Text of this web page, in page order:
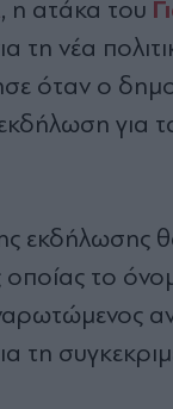
, η ατάκα του
τη νέα
όταν ο
για
εκδήλωσης
οποίας το
τη